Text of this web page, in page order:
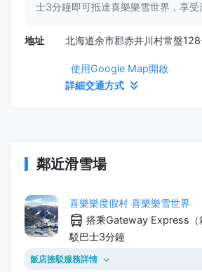
士3分鐘即可抵達喜樂樂雪世界，享受
地址 北海道余市郡赤井川村常盤
使用Google Map開啟
詳細交通方式
鄰近滑雪場
喜樂樂度假村 喜樂樂雪世界
搭乘Gateway Express（
駁巴士3分鐘
飯店接駁服務詳情